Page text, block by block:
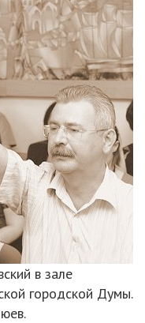
в зале
городской Думы.